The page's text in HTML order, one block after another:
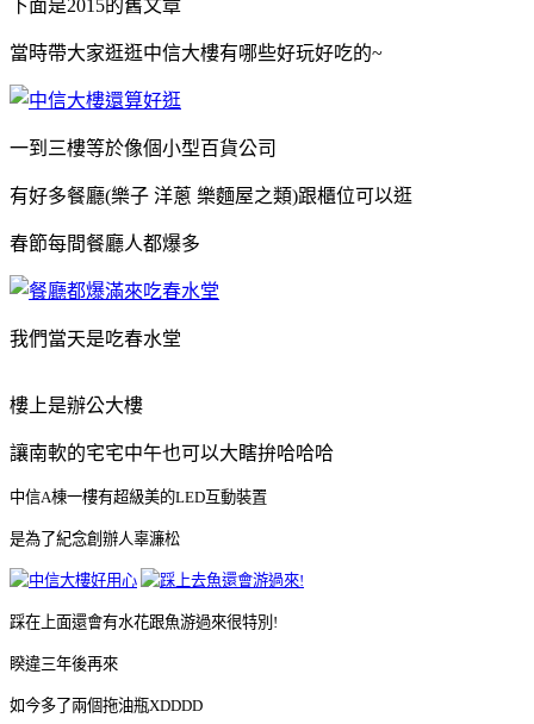
下面是2015的舊文章
當時帶大家逛逛中信大樓有哪些好玩好吃的~
一到三樓等於像個小型百貨公司
有好多餐廳(樂子 洋蔥 樂麵屋之類)跟櫃位可以逛
春節每間餐廳人都爆多
我們當天是吃春水堂
樓上是辦公大樓
讓南軟的宅宅中午也可以大瞎拚哈哈哈
中信A棟一樓有超級美的LED互動裝置
是為了紀念創辦人辜濂松
踩在上面還會有水花跟魚游過來很特別!
睽違三年後再來
如今多了兩個拖油瓶XDDDD